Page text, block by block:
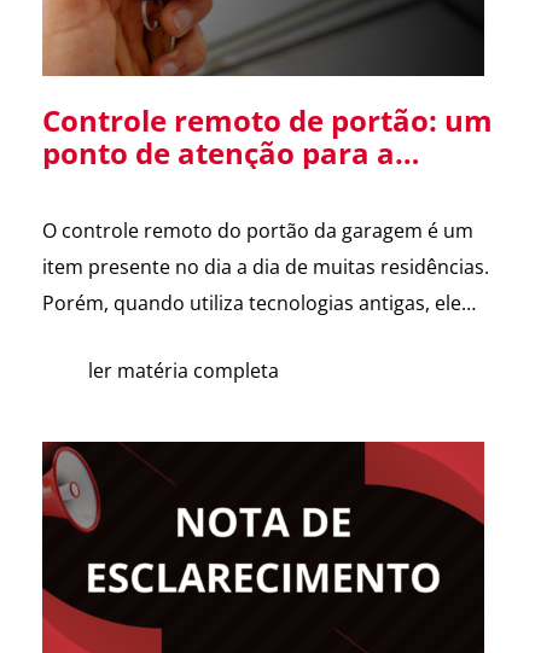
Controle remoto de portão: um
ponto de atenção para a
O controle remoto do portão da garagem é um
item presente no dia a dia de muitas residências.
Porém, quando utiliza tecnologias antigas, ele
segurança. Alguns sistemas de portões
seja, o controle envia sempre o mesmo sinal para
abrir o portão. Esse […]
ler matéria completa